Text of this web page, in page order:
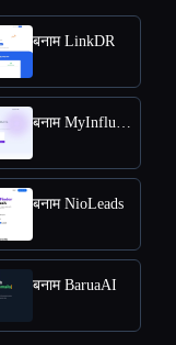
बनाम LinkDR
बनाम MyInfluencer
बनाम NioLeads
बनाम BaruaAI